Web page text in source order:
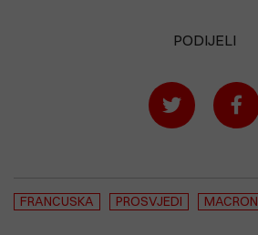
PODIJELI
FRANCUSKA PROSVJEDI MACRON